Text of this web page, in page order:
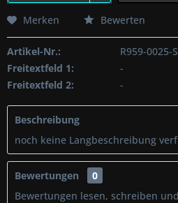
Merken Bewerten
Artikel-Nr.:
R959-0025-
Freitextfeld 1:
-
Freitextfeld 2:
-
Beschreibung
noch keine Langbeschreibung
Bewertungen
0
Bewertungen lesen, schreiben